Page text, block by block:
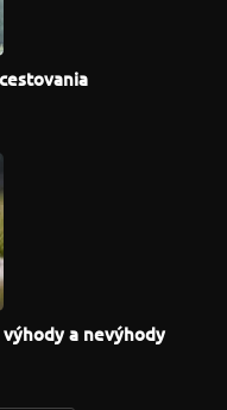
a nevýhody